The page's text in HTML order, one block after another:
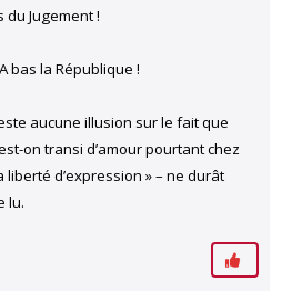
du Jugement !
bas la République !
aucune illusion sur le fait que
on transi d’amour pourtant chez
liberté d’expression » – ne durât
lu.